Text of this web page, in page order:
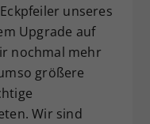
unseres
Upgrade auf
nochmal mehr
größere
Wir sind